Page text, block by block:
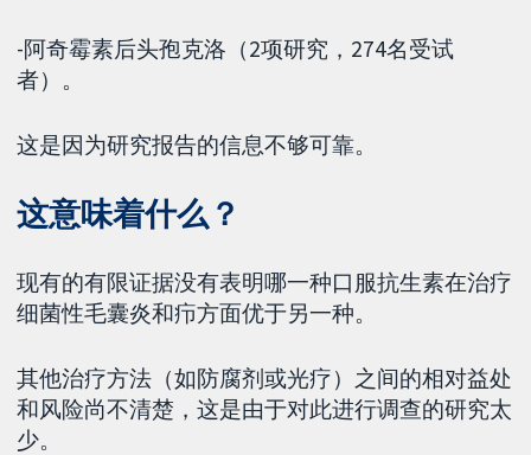
-阿奇霉素后头孢克洛（2项研究，274名受试
者）。
这是因为研究报告的信息不够可靠。
这意味着什么？
现有的有限证据没有表明哪一种口服抗生素在治疗
细菌性毛囊炎和疖方面优于另一种。
其他治疗方法（如防腐剂或光疗）之间的相对益处
和风险尚不清楚，这是由于对此进行调查的研究太
少。